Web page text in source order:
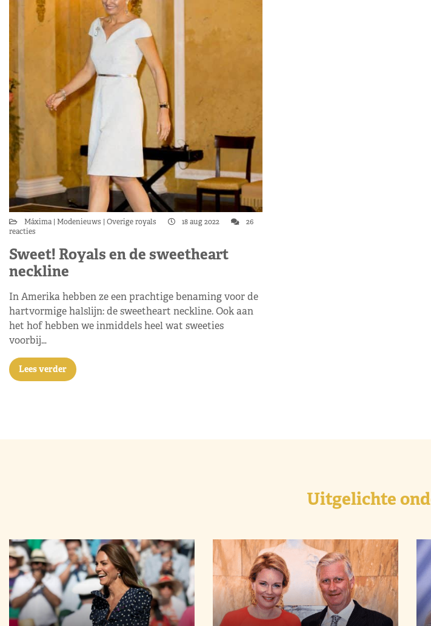
Máxima Modenieuws Overige royals 18 aug 2022
26
reacties
Sweet! Royals en de sweetheart
neckline
In Amerika hebben ze een prachtige benaming voor de
hartvormige halslijn: de sweetheart neckline. Ook aan
het hof hebben we inmiddels heel wat sweeties
voorbij…
Lees verder
Uitgelichte